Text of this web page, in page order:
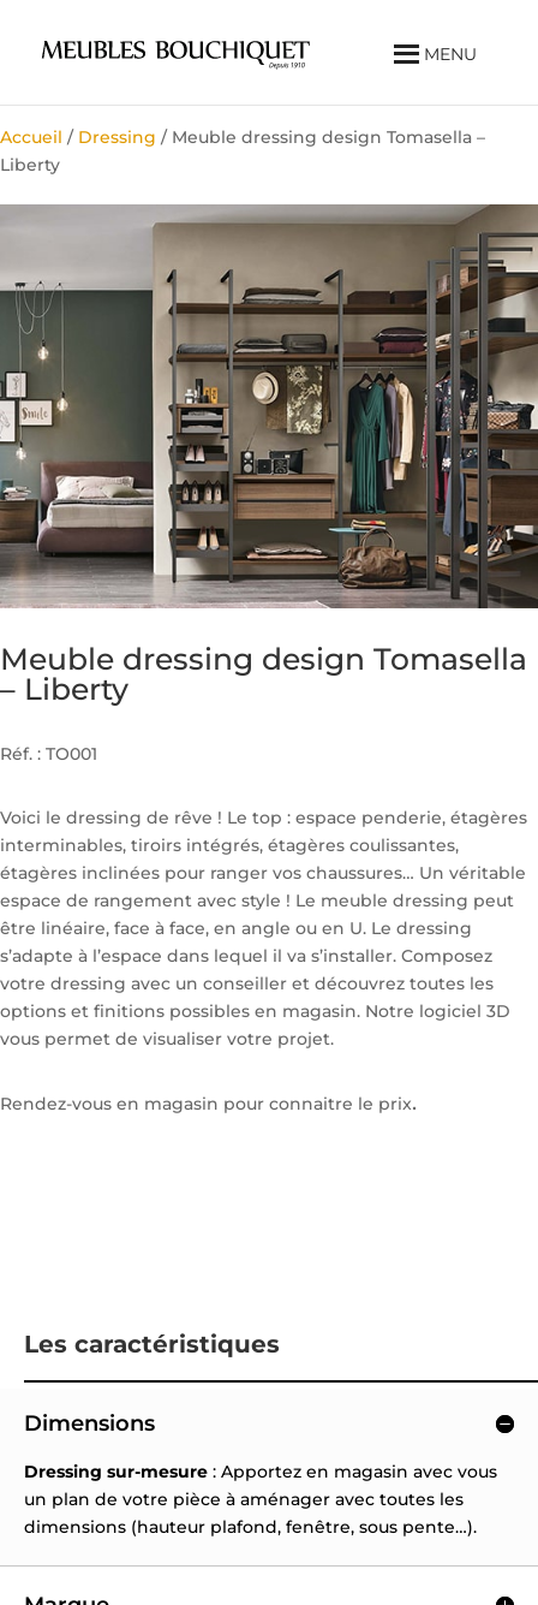
MENU
Accueil / Dressing / Meuble dressing design Tomasella –
Liberty
Meuble dressing design Tomasella
– Liberty
Réf. : TO001
Voici le dressing de rêve ! Le top : espace penderie, étagères
interminables, tiroirs intégrés, étagères coulissantes,
étagères inclinées pour ranger vos chaussures… Un véritable
espace de rangement avec style ! Le meuble dressing peut
être linéaire, face à face, en angle ou en U. Le dressing
s’adapte à l’espace dans lequel il va s’installer. Composez
votre dressing avec un conseiller et découvrez toutes les
options et finitions possibles en magasin. Notre logiciel 3D
vous permet de visualiser votre projet.
Rendez-vous en magasin pour connaitre le prix.
Les caractéristiques
Dimensions
Dressing sur-mesure : Apportez en magasin avec vous
un plan de votre pièce à aménager avec toutes les
dimensions (hauteur plafond, fenêtre, sous pente…).